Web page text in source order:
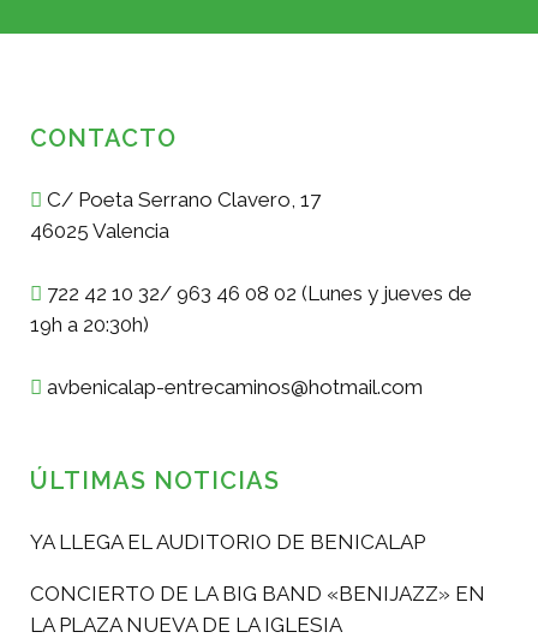
CONTACTO
C/ Poeta Serrano Clavero, 17
46025 Valencia
722 42 10 32/ 963 46 08 02 (Lunes y jueves de
19h a 20:30h)
avbenicalap-entrecaminos@hotmail.com
ÚLTIMAS NOTICIAS
YA LLEGA EL AUDITORIO DE BENICALAP
CONCIERTO DE LA BIG BAND «BENIJAZZ» EN
LA PLAZA NUEVA DE LA IGLESIA